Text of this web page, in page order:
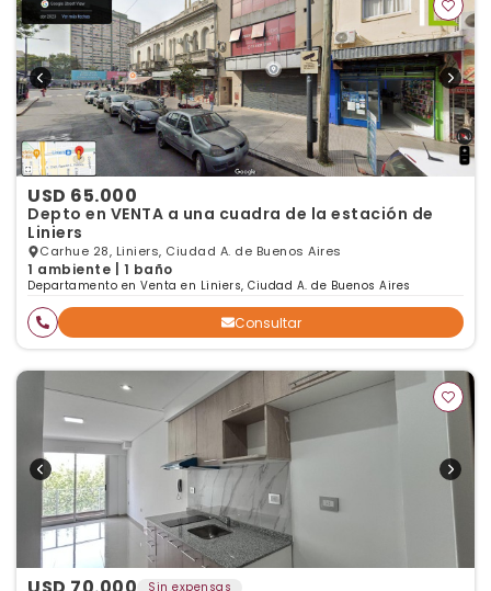
USD 65.000
Depto en VENTA a una cuadra de la estación de
Liniers
Carhue 28, Liniers, Ciudad A. de Buenos Aires
1 ambiente | 1 baño
Departamento en Venta en Liniers, Ciudad A. de Buenos Aires
Consultar
Sin expensas